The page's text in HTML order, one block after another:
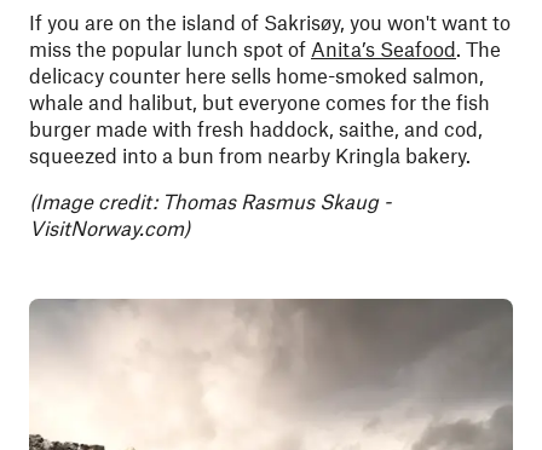
If you are on the island of Sakrisøy, you won't want to
miss the popular lunch spot of Anita’s Seafood. The
delicacy counter here sells home-smoked salmon,
whale and halibut, but everyone comes for the fish
burger made with fresh haddock, saithe, and cod,
squeezed into a bun from nearby Kringla bakery.
(Image credit: Thomas Rasmus Skaug -
VisitNorway.com)